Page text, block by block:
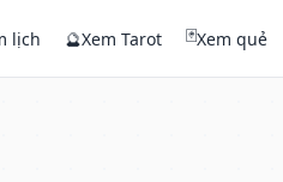
lịch 🔮Xem Tarot 🃏Xem quẻ